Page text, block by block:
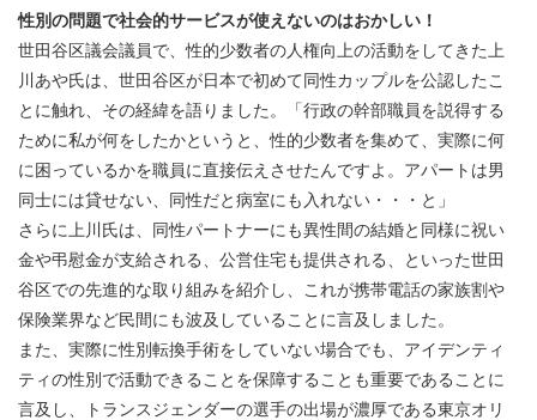
性別の問題で社会的サービスが使えないのはおかしい！
世田谷区議会議員で、性的少数者の人権向上の活動をしてきた上
川あや氏は、世田谷区が日本で初めて同性カップルを公認したこ
とに触れ、その経緯を語りました。「行政の幹部職員を説得する
ために私が何をしたかというと、性的少数者を集めて、実際に何
に困っているかを職員に直接伝えさせたんですよ。アパートは男
同士には貸せない、同性だと病室にも入れない・・・と」
さらに上川氏は、同性パートナーにも異性間の結婚と同様に祝い
金や弔慰金が支給される、公営住宅も提供される、といった世田
谷区での先進的な取り組みを紹介し、これが携帯電話の家族割や
保険業界など民間にも波及していることに言及しました。
また、実際に性別転換手術をしていない場合でも、アイデンティ
ティの性別で活動できることを保障することも重要であることに
言及し、トランスジェンダーの選手の出場が濃厚である東京オリ